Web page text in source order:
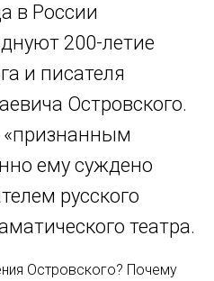
в России
200-летие
и писателя
Островского.
ему суждено
русского
театра.
Островского? Почему